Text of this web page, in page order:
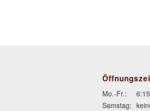
Mo.-Fr.:
Samstag: